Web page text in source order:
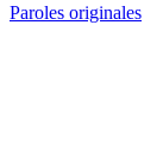
Paroles originales